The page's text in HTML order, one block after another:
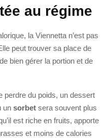
au régime
la Viennetta n’est pas
peut trouver sa place de
bien gérer la portion et de
perdre du poids, un dessert
un sorbet sera souvent plus
est riche en fruits, apporte
et moins de calories